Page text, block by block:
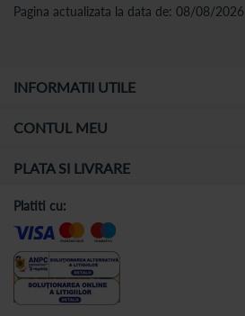
Pagina actualizata la data de: 08/08/2026
INFORMATII UTILE
CONTUL MEU
PLATA SI LIVRARE
Platiti cu: